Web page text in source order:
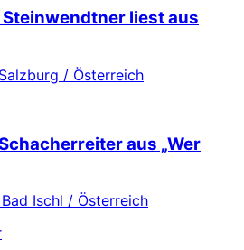
liest aus
/ Österreich
aus „Wer
Ischl / Österreich